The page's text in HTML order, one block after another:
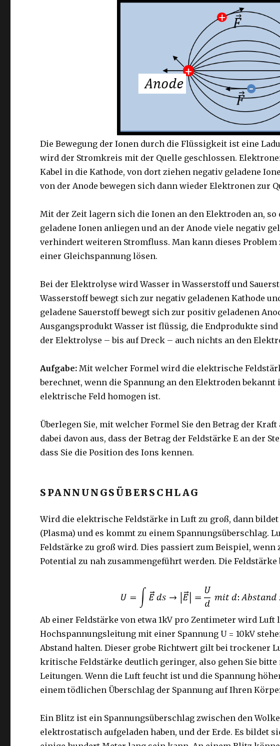
Die Bewegung der Ionen durch die Flüssigkeit ist eine
wird der Stromkreis mit der Quelle geschlossen.
Kabel in die Kathode, von dort ziehen negativ geladene
von der Anode bewegen sich dann wieder Elektronen zur
Mit der Zeit lagern sich die Ionen an den Elektroden an,
geladene Ionen anliegen und an der Anode viele negativ
verhindert weiteren Stromfluss. Man kann dieses Problem
einer Gleichspannung lösen.
Bei der Elektrolyse wird Wasser in Wasserstoff und
Wasserstoff bewegt sich zur negativ geladenen Kathode
geladene Sauerstoff bewegt sich zur positiv geladenen
Ausgangsprodukt Wasser ist flüssig, die Endprodukte
der Elektrolyse – bis auf Dreck – auch nichts an den
Aufgabe: Mit welcher Formel wird die elektrische
berechnet, wenn die Spannung an den Elektroden bekannt
elektrische Feld homogen ist.
Überlegen Sie, mit welcher Formel Sie den Betrag der
dabei davon aus, dass der Betrag der Feldstärke E an der
dass Sie die Position des Ions kennen.
SPANNUNGSÜBERSCHLAG
Wird die elektrische Feldstärke in Luft zu groß, dann
(Plasma) und es kommt zu einem Spannungsüberschlag.
Feldstärke zu groß wird. Dies passiert zum Beispiel,
Potential zu nah zusammengeführt werden. Die
Ab einer Feldstärke von etwa 1kV pro Zentimeter wird Luft
Hochspannungsleitung mit einer Spannung U = 10kV
Abstand halten. Dieser grobe Richtwert gilt bei trockener
kritische Feldstärke deutlich geringer, also gehen Sie
Leitungen. Wenn die Luft feucht ist und die Spannung
einem tödlichen Überschlag der Spannung auf Ihren
Ein Blitz ist ein Spannungsüberschlag zwischen den
elektrostatisch aufgeladen haben, und der Erde. Es bildet